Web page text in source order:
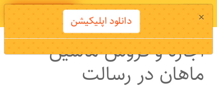
دانلود اپلیکیشن
اجاره و فروش ماشین
ماهان در رسالت
× دانلود اپلیکیشن